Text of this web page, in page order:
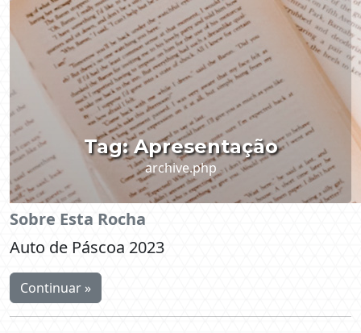
Tag:Apresentação
archive.php
Sobre Esta Rocha​
Auto de Páscoa 2023
Continuar »